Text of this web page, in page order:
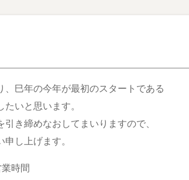
、巳年の今年が最初のスタートである
たいと思います。
き締めなおしてまいりますので、
し上げます。
時間